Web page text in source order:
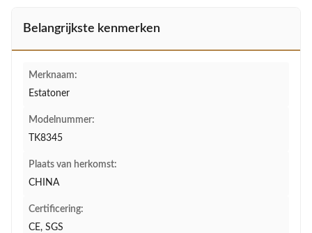
Belangrijkste kenmerken
Merknaam:
Estatoner
Modelnummer:
TK8345
Plaats van herkomst:
CHINA
Certificering:
CE, SGS